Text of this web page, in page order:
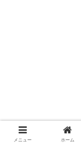
メニュー ホーム